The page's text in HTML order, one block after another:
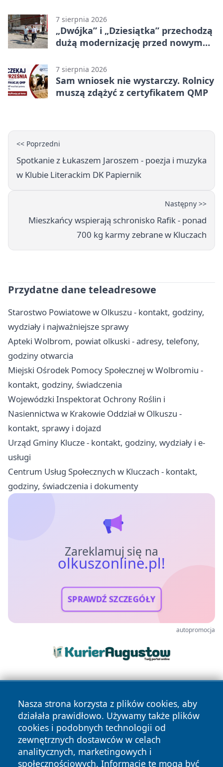
7 sierpnia 2026
„Dwójka” i „Dziesiątka” przechodzą
dużą modernizację przed nowym
7 sierpnia 2026
Sam wniosek nie wystarczy. Rolnicy
muszą zdążyć z certyfikatem QMP
<< Poprzedni
Spotkanie z Łukaszem Jaroszem - poezja i muzyka
w Klubie Literackim DK Papiernik
Następny >>
Mieszkańcy wspierają schronisko Rafik - ponad
700 kg karmy zebrane w Kluczach
Przydatne dane teleadresowe
Starostwo Powiatowe w Olkuszu - kontakt, godziny,
wydziały i najważniejsze sprawy
Apteki Wolbrom, powiat olkuski - adresy, telefony,
godziny otwarcia
Miejski Ośrodek Pomocy Społecznej w Wolbromiu -
kontakt, godziny, świadczenia
Wojewódzki Inspektorat Ochrony Roślin i
Nasiennictwa w Krakowie Oddział w Olkuszu -
kontakt, sprawy i dojazd
Urząd Gminy Klucze - kontakt, godziny, wydziały i e-
usługi
Centrum Usług Społecznych w Kluczach - kontakt,
godziny, świadczenia i dokumenty
Zareklamuj się na
olkuszonline.pl!
SPRAWDŹ SZCZEGÓŁY
autopromocja
Nasza strona korzysta z plików cookies, aby
działała prawidłowo. Używamy także plików
cookies i podobnych technologii od
zewnętrznych dostawców w celach
analitycznych, marketingowych i
społecznościowych. Informacje te mogą być
Copyright © 2026 olkuszonline.pl Wszystkie prawa
zastrzeżone.